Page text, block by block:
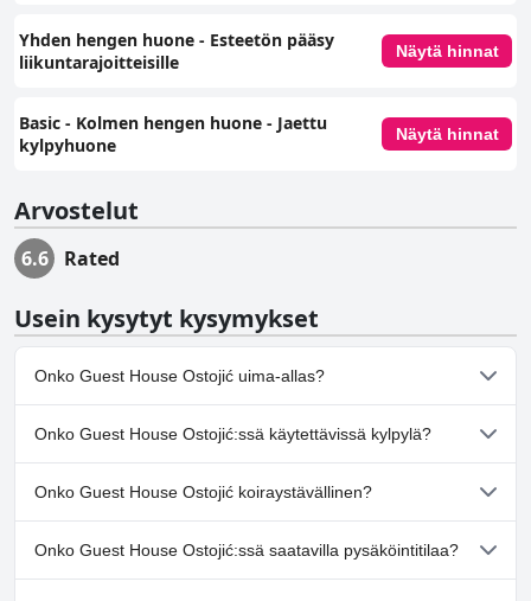
Yhden hengen huone ‑ Esteetön pääsy
liikuntarajoitteisille
Näytä hinnat
Basic - Kolmen hengen huone - Jaettu
kylpyhuone
Näytä hinnat
Arvostelut
6.6 Rated
Usein kysytyt kysymykset
Onko Guest House Ostojić uima-allas?
Ei, Guest House Ostojić ei ole uima-allasta.
Onko Guest House Ostojić:ssä käytettävissä kylpylä?
Ei, Guest House Ostojić ei tarjoa kylpylää.
Onko Guest House Ostojić koiraystävällinen?
Ei, Guest House Ostojić ei salli koiria.
Onko Guest House Ostojić:ssä saatavilla pysäköintitilaa?